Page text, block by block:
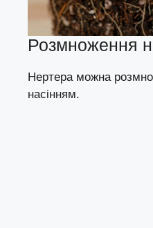
Розмноження
Нертера можна
насінням.